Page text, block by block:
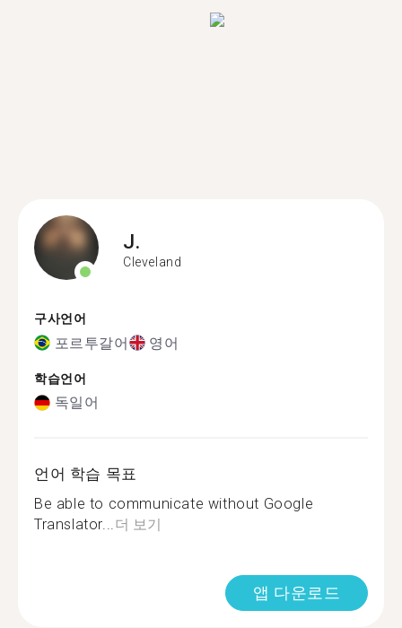
J.
Cleveland
구사언어
포르투갈어 영어
학습언어
독일어
언어 학습 목표
Be able to communicate without Google
Translator...더 보기
앱 다운로드